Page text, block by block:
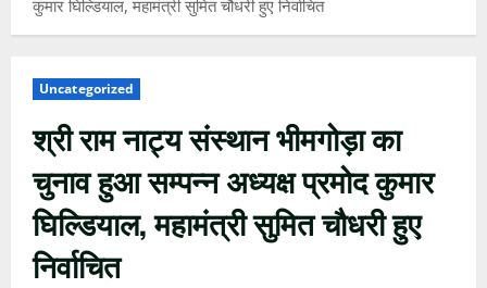
कुमार घिल्डियाल, महामंत्री सुमित चौधरी हुए निर्वाचित
Uncategorized
श्री राम नाट्य संस्थान भीमगोड़ा का
चुनाव हुआ सम्पन्न अध्यक्ष प्रमोद कुमार
घिल्डियाल, महामंत्री सुमित चौधरी हुए
निर्वाचित